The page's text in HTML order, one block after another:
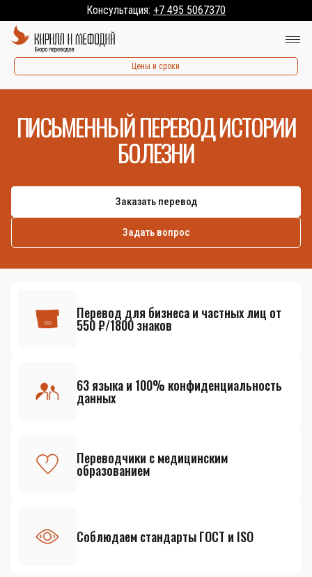
Консультация: +7 495 5067370
Цены и сроки
ПИСЬМЕННЫЙ ПЕРЕВОД ИСТОРИИ
БОЛЕЗНИ
Заказать перевод
Задать вопрос
Перевод для бизнеса и частных лиц от
550 ₽/1800 знаков
63 языка и 100% конфиденциальность
данных
Переводчики с медицинским
образованием
Соблюдаем стандарты ГОСТ и ISO